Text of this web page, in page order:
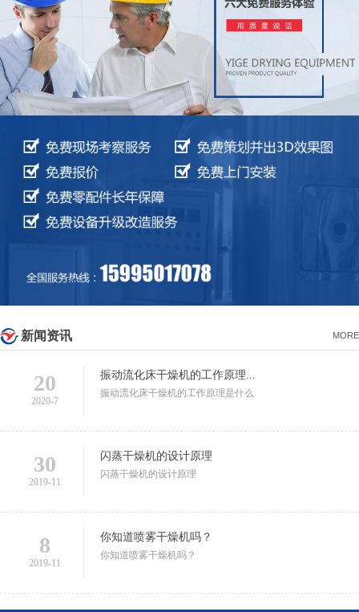
MORE
新闻资讯
20
2020-7
振动流化床干燥机的工作原理...
振动流化床干燥机的工作原理是什么
30
2019-11
闪蒸干燥机的设计原理
闪蒸干燥机的设计原理
8
2019-11
你知道喷雾干燥机吗？
你知道喷雾干燥机吗？